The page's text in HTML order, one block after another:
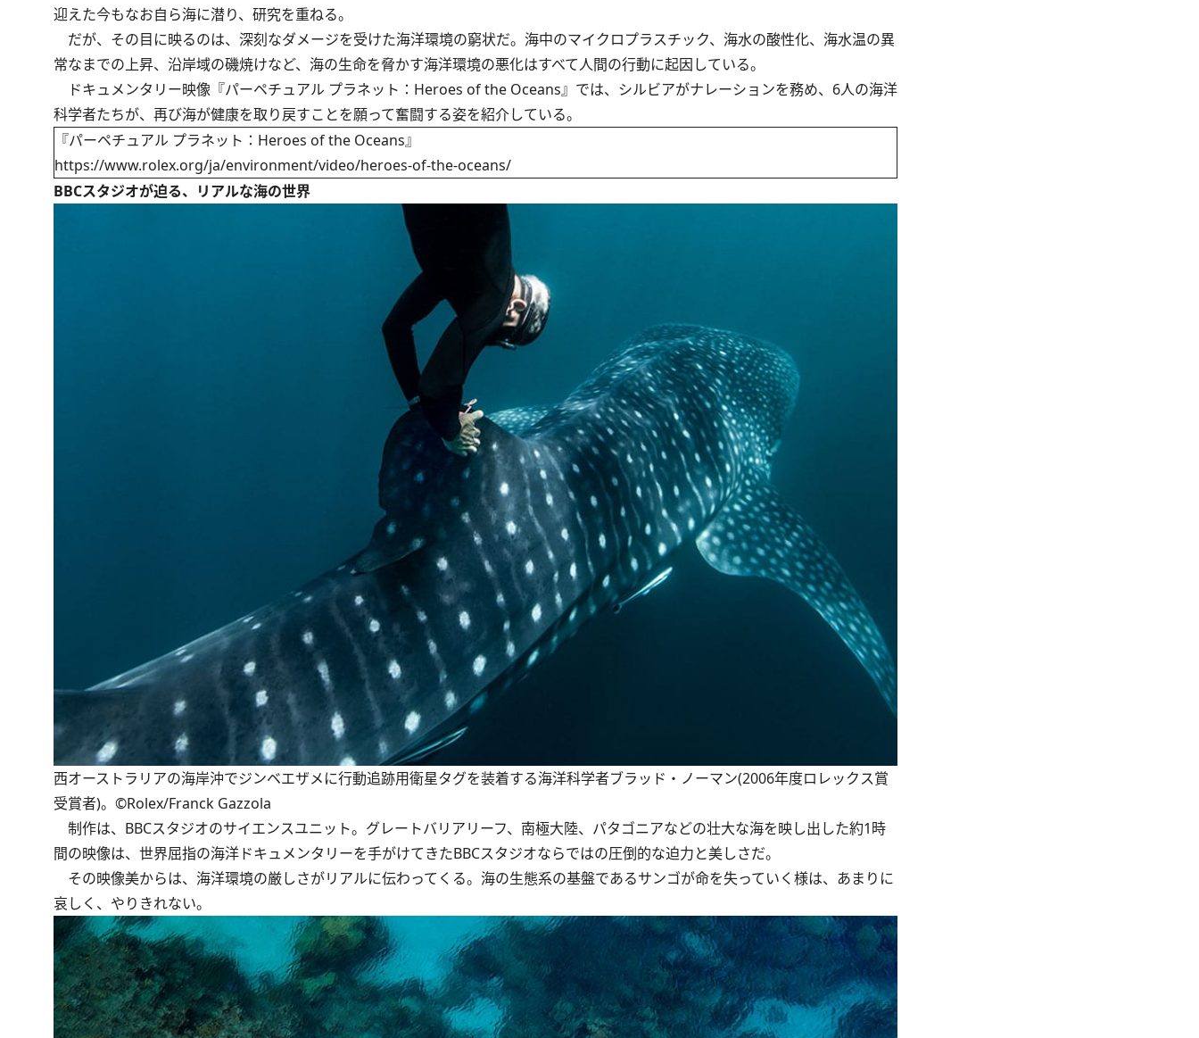
迎えた今もなお自ら海に潜り、研究を重ねる。
だが、その目に映るのは、深刻なダメージを受けた海洋環境の窮状だ。海中のマイクロプラスチック、海水の酸性化、海水温の異
常なまでの上昇、沿岸域の磯焼けなど、海の生命を脅かす海洋環境の悪化はすべて人間の行動に起因している。
ドキュメンタリー映像 『パーペチュアル プラネット：Heroes of the Oceans』 では、シルビアがナレーションを務め、6人の海洋
科学者たちが、再び海が健康を取り戻すことを願って奮闘する姿を紹介している。
『パーペチュアル プラネット：Heroes of the Oceans』
https://www.rolex.org/ja/environment/video/heroes-of-the-oceans/
BBCスタジオが迫る、リアルな海の世界
西オーストラリアの海岸沖でジンベエザメに行動追跡用衛星タグを装着する海洋科学者ブラッド・ノーマン(2006年度ロレックス賞
受賞者)。©Rolex/Franck Gazzola
制作は、BBCスタジオのサイエンスユニット。グレートバリアリーフ、南極大陸、パタゴニアなどの壮大な海を映し出した約1時
間の映像は、世界屈指の海洋ドキュメンタリーを手がけてきたBBCスタジオならではの圧倒的な迫力と美しさだ。
その映像美からは、海洋環境の厳しさがリアルに伝わってくる。海の生態系の基盤であるサンゴが命を失っていく様は、あまりに
哀しく、やりきれない。